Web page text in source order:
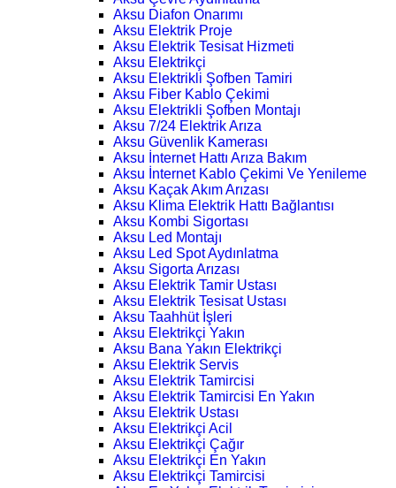
Aksu Diafon Onarımı
Aksu Elektrik Proje
Aksu Elektrik Tesisat Hizmeti
Aksu Elektrikçi
Aksu Elektrikli Şofben Tamiri
Aksu Fiber Kablo Çekimi
Aksu Elektrikli Şofben Montajı
Aksu 7/24 Elektrik Arıza
Aksu Güvenlik Kamerası
Aksu İnternet Hattı Arıza Bakım
Aksu İnternet Kablo Çekimi Ve Yenileme
Aksu Kaçak Akım Arızası
Aksu Klima Elektrik Hattı Bağlantısı
Aksu Kombi Sigortası
Aksu Led Montajı
Aksu Led Spot Aydınlatma
Aksu Sigorta Arızası
Aksu Elektrik Tamir Ustası
Aksu Elektrik Tesisat Ustası
Aksu Taahhüt İşleri
Aksu Elektrikçi Yakın
Aksu Bana Yakın Elektrikçi
Aksu Elektrik Servis
Aksu Elektrik Tamircisi
Aksu Elektrik Tamircisi En Yakın
Aksu Elektrik Ustası
Aksu Elektrikçi Acil
Aksu Elektrikçi Çağır
Aksu Elektrikçi En Yakın
Aksu Elektrikçi Tamircisi